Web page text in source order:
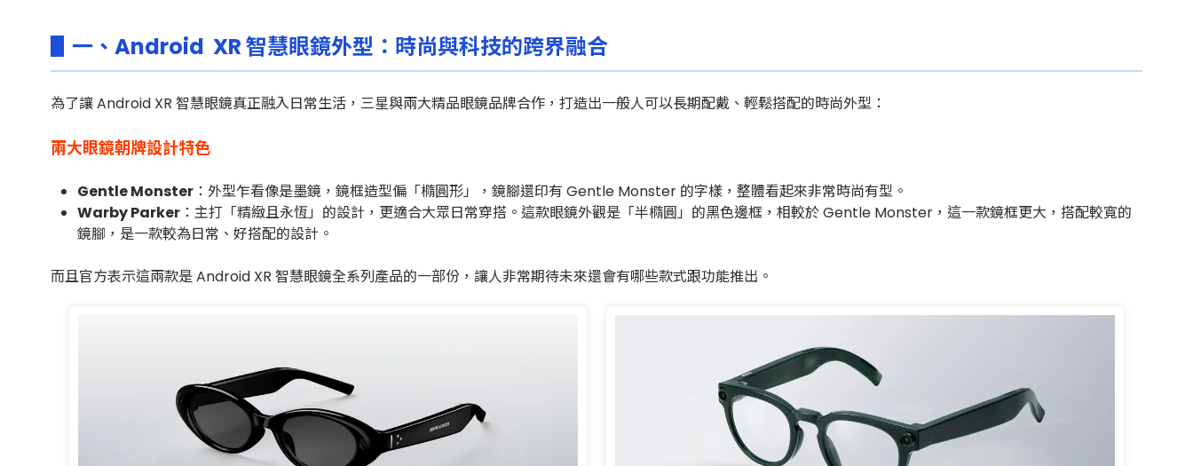
▋一、Android XR 智慧眼鏡外型：時尚與科技的跨界融合
為了讓 Android XR 智慧眼鏡真正融入日常生活，三星與兩大精品眼鏡品牌合作，打造出一般人可以長期配戴、輕鬆搭配的時尚外型：
兩大眼鏡朝牌設計特色
Gentle Monster ：外型乍看像是墨鏡，鏡框造型偏「橢圓形」，鏡腳還印有 Gentle Monster 的字樣，整體看起來非常時尚有型。
Warby Parker ：主打「精緻且永恆」的設計，更適合大眾日常穿搭。這款眼鏡外觀是「半橢圓」的黑色邊框，相較於 Gentle Monster，這一款鏡框更大，搭配較寬的
鏡腳，是一款較為日常、好搭配的設計。
而且官方表示這兩款是 Android XR 智慧眼鏡全系列產品的一部份，讓人非常期待未來還會有哪些款式跟功能推出。